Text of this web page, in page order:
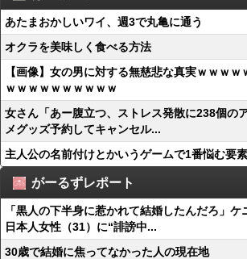
あたまおかしいワイ、週3で丸亀に通う
オクラを美味しく食べる方法
【画像】女の男に対する無慈悲な真実ｗｗｗｗ
ｗｗｗｗｗｗｗｗｗｗ
女さん「あー腹立つ、ストレス発散に238個の
メグッズ予約してキャンセル...
主人公の名前付けとかいうゲームで1番悩む要素
がーるずレポート
「黒人の下半身に惹かれて結婚したんだろ」
日本人女性（31）に“誹謗中...
30歳で結婚に焦ってなかった人の現在地